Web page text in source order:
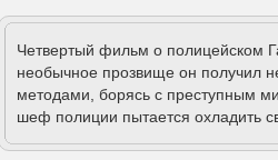
Четвертый фильм о полицейском
необычное прозвище он получил
методами, борясь с преступным
шеф полиции пытается охладить